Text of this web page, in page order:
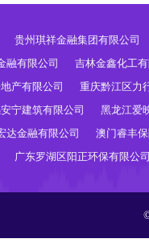
贵州琪祥金融集团有限公司
融有限公司 吉林金鑫化工有
产有限公司 重庆黔江区力
宁建筑有限公司 黑龙江爱
达金融有限公司 澳门睿丰
广东罗湖区阳正环保有限公司